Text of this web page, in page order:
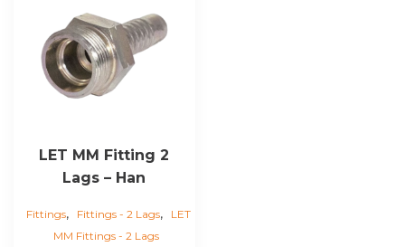
LET MM Fitting 2
Lags – Han
Fittings, Fittings - 2 Lags,
LET
MM Fittings - 2 Lags
varianter.
Mulighederne
varesiden